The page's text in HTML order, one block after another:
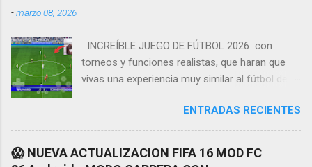
-marzo 08, 2026
INCREÍBLE JUEGO DE FÚTBOL 2026 con
torneos y funciones realistas, que haran que
vivas una experiencia muy similar al fútbol de la
mejoras como en animaciónes y gráficos a
continuación les enseñare algunas de las
ENTRADAS RECIENTES
😱 NUEVA ACTUALIZACION FIFA 16 MOD FC